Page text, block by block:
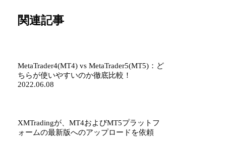
関連記事
MetaTrader4(MT4) vs MetaTrader5(MT5)：ど
ちらが使いやすいのか徹底比較！
2022.06.08
XMTradingが、MT4およびMT5プラットフ
ォームの最新版へのアップロードを依頼